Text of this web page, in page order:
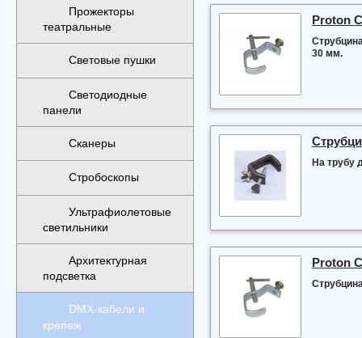
Прожекторы
театральные
Световые пушки
Светодиодные
панели
Сканеры
Стробоскопы
Ультрафиолетовые
светильники
Архитектурная
подсветка
DMX-кабели и
крепеж
Proton
30 мм.
На трубу
Proton